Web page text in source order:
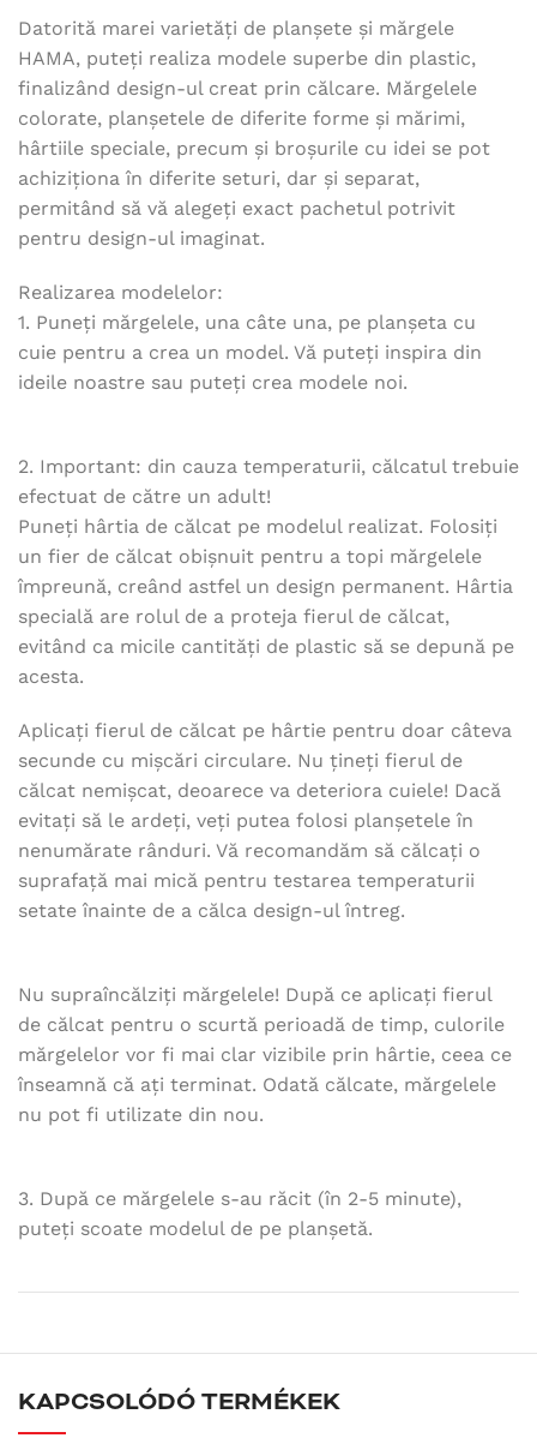
Datorită marei varietăți de planșete și mărgele
HAMA, puteți realiza modele superbe din plastic,
finalizând design-ul creat prin călcare. Mărgelele
colorate, planșetele de diferite forme și mărimi,
hârtiile speciale, precum și broșurile cu idei se pot
achiziționa în diferite seturi, dar și separat,
permitând să vă alegeți exact pachetul potrivit
pentru design-ul imaginat.
Realizarea modelelor:
1. Puneți mărgelele, una câte una, pe planșeta cu
cuie pentru a crea un model. Vă puteți inspira din
ideile noastre sau puteți crea modele noi.
2. Important: din cauza temperaturii, călcatul trebuie
efectuat de către un adult!
Puneți hârtia de călcat pe modelul realizat. Folosiți
un fier de călcat obișnuit pentru a topi mărgelele
împreună, creând astfel un design permanent. Hârtia
specială are rolul de a proteja fierul de călcat,
evitând ca micile cantități de plastic să se depună pe
acesta.
Aplicați fierul de călcat pe hârtie pentru doar câteva
secunde cu mișcări circulare. Nu țineți fierul de
călcat nemișcat, deoarece va deteriora cuiele! Dacă
evitați să le ardeți, veți putea folosi planșetele în
nenumărate rânduri. Vă recomandăm să călcați o
suprafață mai mică pentru testarea temperaturii
setate înainte de a călca design-ul întreg.
Nu supraîncălziți mărgelele! După ce aplicați fierul
de călcat pentru o scurtă perioadă de timp, culorile
mărgelelor vor fi mai clar vizibile prin hârtie, ceea ce
înseamnă că ați terminat. Odată călcate, mărgelele
nu pot fi utilizate din nou.
3. După ce mărgelele s-au răcit (în 2-5 minute),
puteți scoate modelul de pe planșetă.
KAPCSOLÓDÓ TERMÉKEK